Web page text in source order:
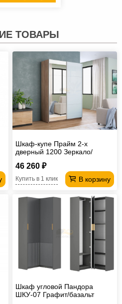
ТОВАРЫ
Шкаф-купе Прайм 2-х
дверный 1200 Зеркало/
46 260 ₽
В корзину
Купить в 1 клик
Шкаф угловой Пандора
ШКУ-07 Графит/базальт